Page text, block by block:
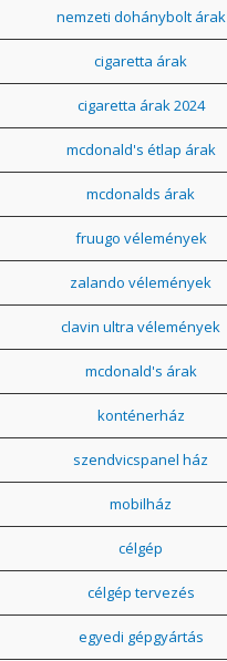
nemzeti dohánybolt árak
cigaretta árak
cigaretta árak 2024
mcdonald's étlap árak
mcdonalds árak
fruugo vélemények
zalando vélemények
clavin ultra vélemények
mcdonald's árak
konténerház
szendvicspanel ház
mobilház
célgép
célgép tervezés
egyedi gépgyártás